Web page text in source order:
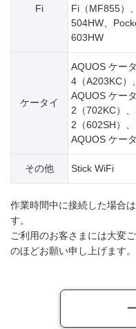
Fi
Fi（MF855）
504HW、
603HW
ケータイ
AQUOS ケー
4（A203KC）
AQUOS ケー
2（702KC）
2（602SH）
AQUOS ケー
その他 Stick WiFi
作業時間中に接続した場合
す。
ご利用のお客さまには大変
のほどお願い申し上げます。